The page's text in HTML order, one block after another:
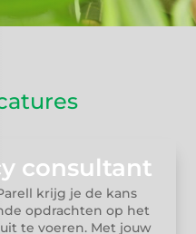
consultant
krijg je de kans
opdrachten op het
te voeren. Met jouw